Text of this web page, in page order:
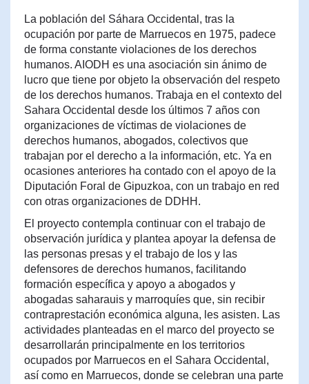
La población del Sáhara Occidental, tras la
ocupación por parte de Marruecos en 1975, padece
de forma constante violaciones de los derechos
humanos. AIODH es una asociación sin ánimo de
lucro que tiene por objeto la observación del respeto
de los derechos humanos. Trabaja en el contexto del
Sahara Occidental desde los últimos 7 años con
organizaciones de víctimas de violaciones de
derechos humanos, abogados, colectivos que
trabajan por el derecho a la información, etc. Ya en
ocasiones anteriores ha contado con el apoyo de la
Diputación Foral de Gipuzkoa, con un trabajo en red
con otras organizaciones de DDHH.
El proyecto contempla continuar con el trabajo de
observación jurídica y plantea apoyar la defensa de
las personas presas y el trabajo de los y las
defensores de derechos humanos, facilitando
formación específica y apoyo a abogados y
abogadas saharauis y marroquíes que, sin recibir
contraprestación económica alguna, les asisten. Las
actividades planteadas en el marco del proyecto se
desarrollarán principalmente en los territorios
ocupados por Marruecos en el Sahara Occidental,
así como en Marruecos, donde se celebran una parte